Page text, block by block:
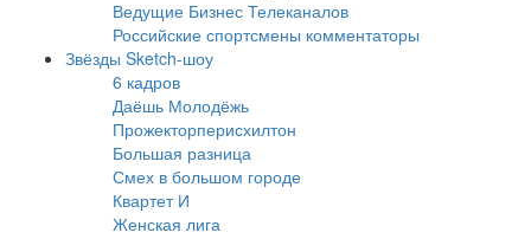
Ведущие Бизнес Телеканалов
Российские спортсмены комментаторы
Звёзды Sketch-шоу
6 кадров
Даёшь Молодёжь
Прожекторперисхилтон
Большая разница
Смех в большом городе
Квартет И
Женская лига